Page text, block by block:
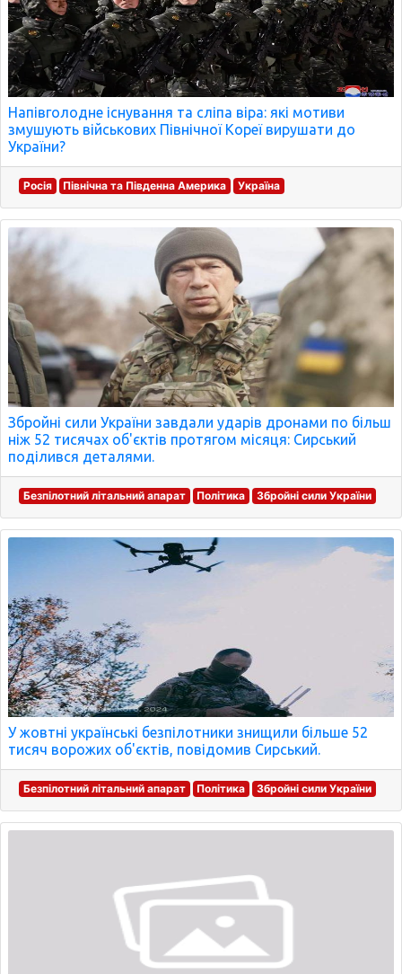
Напівголодне існування та сліпа віра: які мотиви
змушують військових Північної Кореї вирушати до
України?
Росія Північна та Південна Америка Україна
Збройні сили України завдали ударів дронами по більш
ніж 52 тисячах об'єктів протягом місяця: Сирський
поділився деталями.
Безпілотний літальний апарат Політика Збройні сили України
У жовтні українські безпілотники знищили більше 52
тисяч ворожих об'єктів, повідомив Сирський.
Безпілотний літальний апарат Політика Збройні сили України